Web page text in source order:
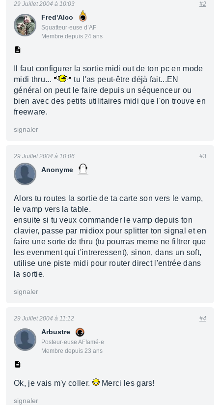
Fred'Alco
Squatteur·euse d’AF
Membre depuis 24 ans
29 Juillet 2004 à 10:03 #2
Il faut configurer la sortie midi out de ton pc en mode
midi thru...
tu l'as peut-être déjà fait...EN
général on peut le faire depuis un séquenceur ou
bien avec des petits utilitaires midi que l'on trouve en
freeware.
signaler
Anonyme
29 Juillet 2004 à 10:06 #3
Alors tu routes la sortie de ta carte son vers le vamp,
le vamp vers la table.
ensuite si tu veux commander le vamp depuis ton
clavier, passe par midiox pour splitter ton signal et en
faire une sorte de thru (tu pourras meme ne filtrer que
les evenment qui t'intreressent), sinon, dans un soft,
utilise une piste midi pour router direct l'entrée dans
la sortie.
signaler
Arbustre
Posteur·euse AFfamé·e
Membre depuis 23 ans
29 Juillet 2004 à 11:12 #4
Ok, je vais m'y coller. Merci les gars!
signaler